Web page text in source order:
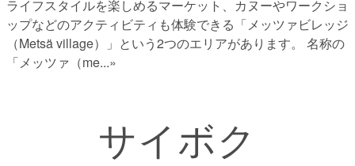
ライフスタイルを楽しめるマーケット、カヌーやワークショ
ップなどのアクティビティも体験できる「メッツァビレッジ
（Metsä village）」という2つのエリアがあります。 名称の
「メッツァ（me...»
サイボク